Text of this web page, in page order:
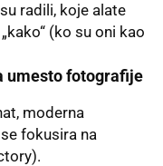
radili, koje alate
(ko su oni kao
umesto fotografije
moderna
fokusira na